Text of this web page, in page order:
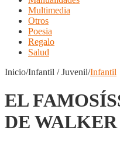
Multimedia
Otros
Poesia
Regalo
Salud
Inicio/Infantil / Juvenil/Infantil
EL
DE